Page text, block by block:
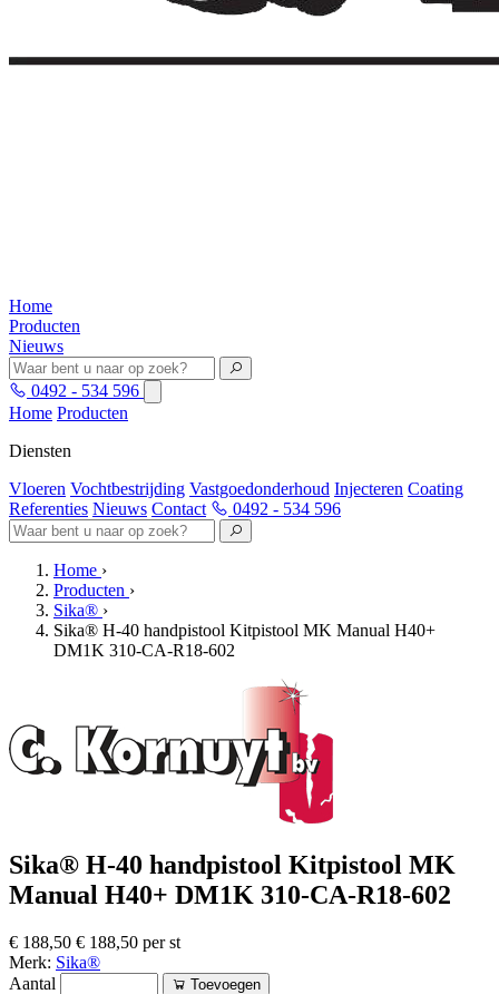
Home
Producten
Nieuws
0492 - 534 596
Home Producten
Diensten
Vloeren Vochtbestrijding Vastgoedonderhoud Injecteren Coating
Referenties Nieuws Contact 0492 - 534 596
Home ›
Producten ›
Sika® ›
Sika® H-40 handpistool Kitpistool MK Manual H40+
DM1K 310-CA-R18-602
Sika® H-40 handpistool Kitpistool MK
Manual H40+ DM1K 310-CA-R18-602
€ 188,50 € 188,50 per st
Merk: Sika®
Aantal
Toevoegen